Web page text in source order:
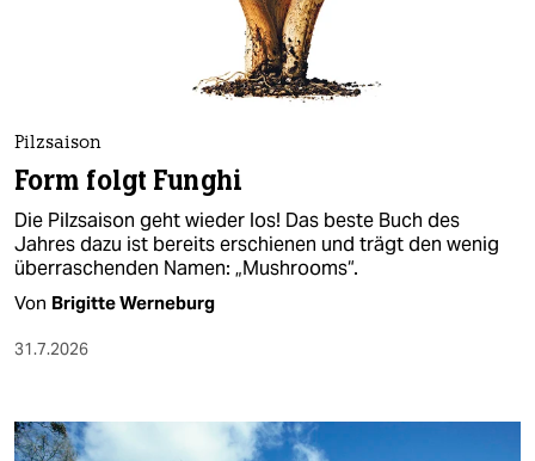
verlag
verlag
veranstaltungen
shop
fragen & hilfe
abo
Pilzsaison
Form folgt Funghi
Die Pilzsaison geht wieder los! Das beste Buch des
Jahres dazu ist bereits erschienen und trägt den wenig
überraschenden Namen: „Mushrooms“.
Von Brigitte Werneburg
31.7.2026